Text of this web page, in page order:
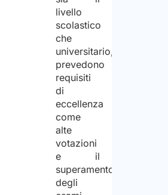
livello
scolastico
che
universitario,
prevedono
requisiti
di
eccellenza
come
alte
votazioni
e il
superamento
degli